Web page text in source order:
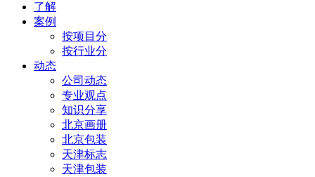
了解
案例
按项目分
按行业分
动态
公司动态
专业观点
知识分享
北京画册
北京包装
天津标志
天津包装